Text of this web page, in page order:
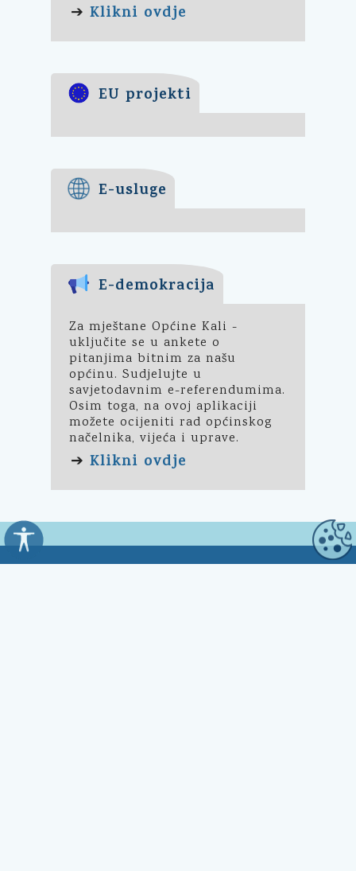
➔ Klikni ovdje
EU projekti
E-usluge
E-demokracija
Za mještane Općine Kali -
uključite se u ankete o
pitanjima bitnim za našu
općinu. Sudjelujte u
savjetodavnim e-referendumima.
Osim toga, na ovoj aplikaciji
možete ocijeniti rad općinskog
načelnika, vijeća i uprave.
➔ Klikni ovdje